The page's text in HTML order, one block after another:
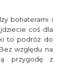
bohaterami i
coś dla
to podróż do
względu na
przygodę z